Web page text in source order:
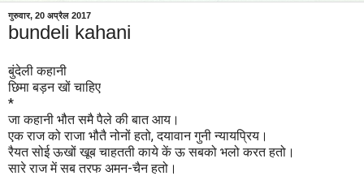
गुरुवार, 20 अप्रैल 2017
bundeli kahani
बुंदेली कहानी
छिमा बड़न खों चाहिए
*
जा कहानी भौत समै पैले की बात आय ।
एक राज को राजा भौतै नोनों हतो, दयावान गुनी न्यायप्रिय।
रैयत सोई ऊखों खूब चाहतती काये कें ऊ सबको भलो करत हतो।
सारे राज में सब तरफ अमन-चैन हतो।